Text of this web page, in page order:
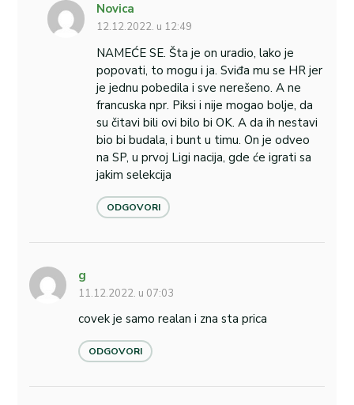
Novica
12.12.2022. u 12:49
NAMEĆE SE. Šta je on uradio, lako je
popovati, to mogu i ja. Sviđa mu se HR jer
je jednu pobedila i sve nerešeno. A ne
francuska npr. Piksi i nije mogao bolje, da
su čitavi bili ovi bilo bi OK. A da ih nestavi
bio bi budala, i bunt u timu. On je odveo
na SP, u prvoj Ligi nacija, gde će igrati sa
jakim selekcija
ODGOVORI
g
11.12.2022. u 07:03
covek je samo realan i zna sta prica
ODGOVORI